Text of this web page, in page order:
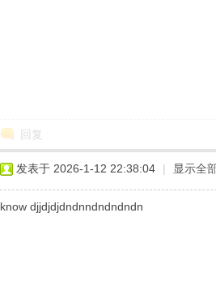
回复
发表于 2026-1-12 22:38:04 | 显示全
know djjdjdjdndnndndndndn